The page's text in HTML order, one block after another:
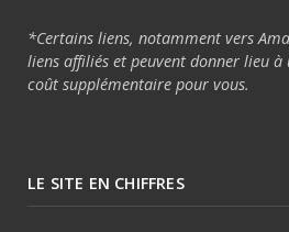
*Certains liens, notamment vers
liens affiliés et peuvent donner lieu à
coût supplémentaire pour vous.
LE SITE EN CHIFFRES